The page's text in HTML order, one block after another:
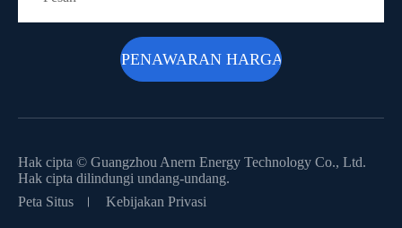
Hak cipta © Guangzhou Anern Energy Technology Co., Ltd.
Hak cipta dilindungi undang-undang.
Peta Situs
Kebijakan Privasi